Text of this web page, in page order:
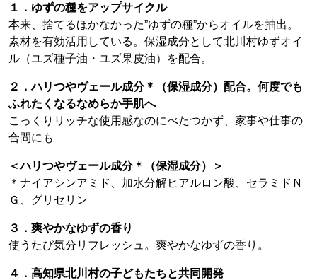
１．ゆずの種をアップサイクル
本来、捨てるほかなかった”ゆずの種”からオイルを抽出。
素材を有効活用している。保湿成分として北川村ゆずオイ
ル（ユズ種子油・ユズ果皮油）を配合。
２．ハリつやヴェール成分＊（保湿成分）配合。何度でも
ふれたくなるなめらか手肌へ
こっくりリッチな使用感なのにべたつかず、家事や仕事の
合間にも
＜ハリつやヴェール成分＊（保湿成分）＞
＊ナイアシンアミド、加水分解ヒアルロン酸、セラミドＮ
Ｇ、グリセリン
３．爽やかなゆずの香り
使うたび気分リフレッシュ。爽やかなゆずの香り。
４．高知県北川村の子どもたちと共同開発